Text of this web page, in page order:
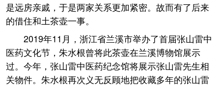
是远房亲戚，于是两家关系更加紧密。故而有了后来
的借住和土茶壶一事。
2019年11月，浙江省兰溪市举办了首届张山雷中
医药文化节，朱水根曾将此茶壶在兰溪博物馆展示
过。今年，张山雷中医药纪念馆将展示张山雷先生相
关物件。朱水根再次义无反顾地把收藏多年的张山雷